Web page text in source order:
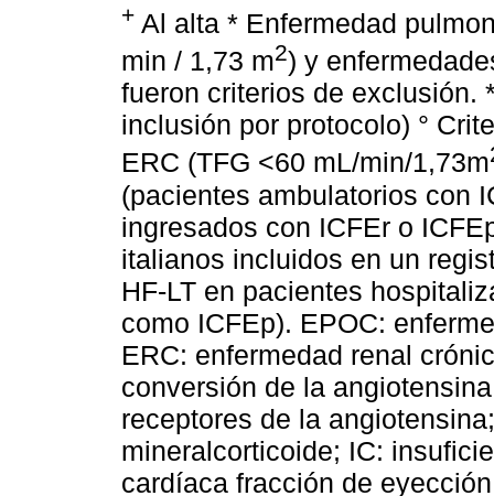
+ Al alta * Enfermedad
min / 1,73 m2) y
fueron criterios de exclusión.
inclusión por protocolo) °
ERC (TFG <60 mL/min/1,73m
(pacientes ambulatorios con
ingresados con ICFEr o
italianos incluidos en un
HF-LT en pacientes
como ICFEp). EPOC:
ERC: enfermedad renal
conversión de la
receptores de la
mineralcorticoide; IC:
cardíaca fracción de